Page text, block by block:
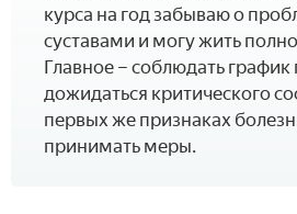
курса на год забываю о
суставами и могу жить
Главное – соблюдать
дожидаться критического
первых же признаках
принимать меры.